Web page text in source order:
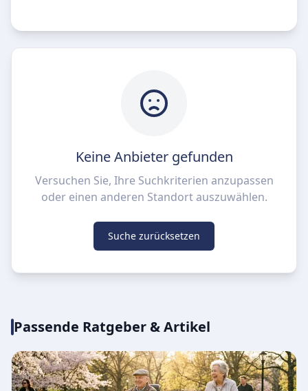
Keine Anbieter gefunden
Versuchen Sie, Ihre Suchkriterien anzupassen
oder einen anderen Standort auszuwählen.
Suche zurücksetzen
Passende Ratgeber & Artikel